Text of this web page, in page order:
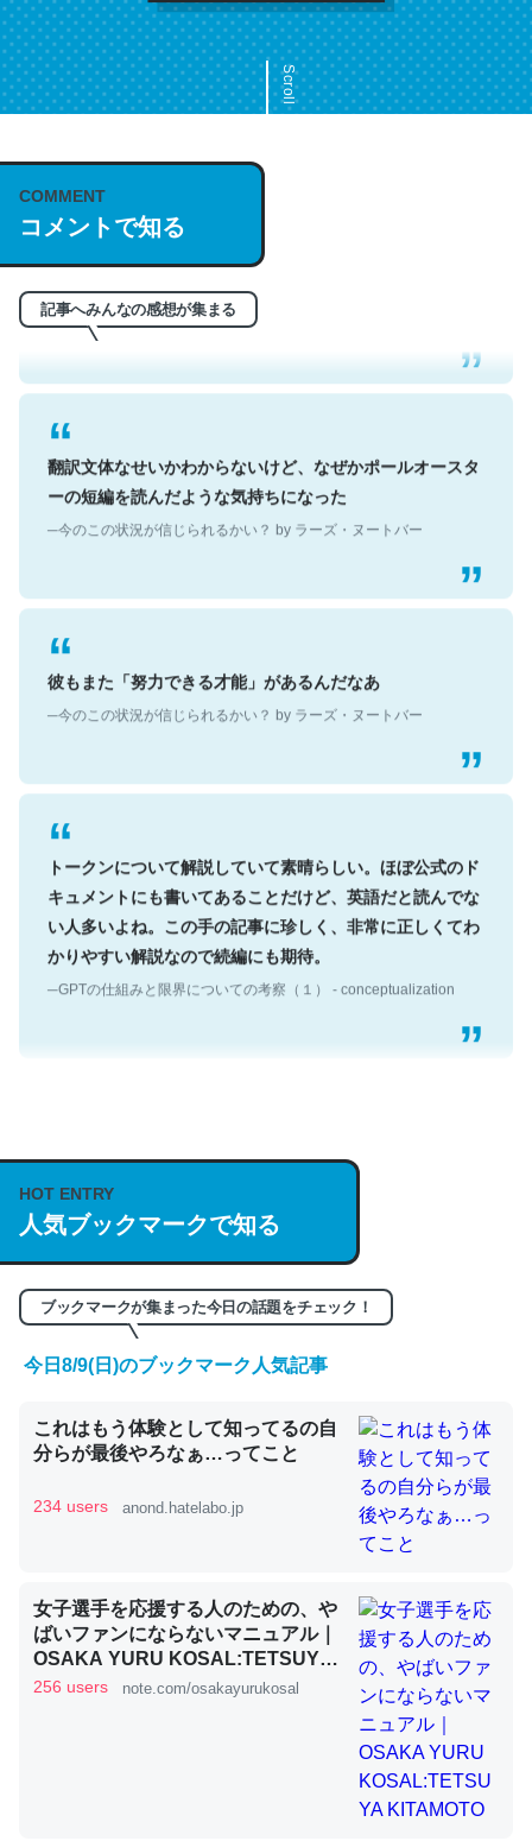
Scroll
COMMENT
コメントで知る
記事へみんなの感想が集まる
これは名文。彼はとてもクレバーなんだろうなと凄く思
う。英語少しでも読める人は原文もお勧め。自分はこの流
れ好き。Let’s Fucking Go. Then Covid hit. Shit.
─今のこの状況が信じられるかい？ by ラーズ・ヌートバー
翻訳文体なせいかわからないけど、なぜかポールオースタ
ーの短編を読んだような気持ちになった
─今のこの状況が信じられるかい？ by ラーズ・ヌートバー
彼もまた「努力できる才能」があるんだなあ
─今のこの状況が信じられるかい？ by ラーズ・ヌートバー
トークンについて解説していて素晴らしい。ほぼ公式のド
キュメントにも書いてあることだけど、英語だと読んでな
い人多いよね。この手の記事に珍しく、非常に正しくてわ
かりやすい解説なので続編にも期待。
─GPTの仕組みと限界についての考察（１） - conceptualization
説してる記事が少ないので貴重な良記事。/続編来た
https://isobe324649.hatenablog.com/entry/2023/03/27
/064121
─GPTの仕組みと限界についての考察（１） - conceptualization
くらい。小説でいう「ずっと前の伏線」は回収されないけ
ど、短期記憶というには多い分量。進化すればするほど分
─GPTの仕組みと限界についての考察（１） - conceptualization
昆虫ってカルシウム少ないのか。知らんかった。調べたら
コオロギのカルシウム分はエビの600分の1程度。
─ニュース :: 【研究発表】昆虫学の大問題＝「昆虫はなぜ海にいな
HOT ENTRY
人気ブックマークで知る
ブックマークが集まった今日の話題をチェック！
今日8/9(日)のブックマーク人気記事
これはもう体験として知ってるの自
分らが最後やろなぁ…ってこと
234 users anond.hatelabo.jp
女子選手を応援する人のための、や
ばいファンにならないマニュアル｜
OSAKA YURU KOSAL:TETSUYA
KITAMOTO
256 users note.com/osakayurukosal